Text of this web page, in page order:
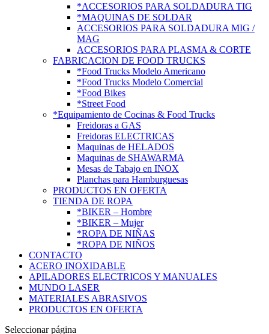
*ACCESORIOS PARA SOLDADURA TIG
*MAQUINAS DE SOLDAR
ACCESORIOS PARA SOLDADURA MIG /
MAG
ACCESORIOS PARA PLASMA & CORTE
FABRICACION DE FOOD TRUCKS
*Food Trucks Modelo Americano
*Food Trucks Modelo Comercial
*Food Bikes
*Street Food
*Equipamiento de Cocinas & Food Trucks
Freidoras a GAS
Freidoras ELECTRICAS
Maquinas de HELADOS
Maquinas de SHAWARMA
Mesas de Tabajo en INOX
Planchas para Hamburguesas
PRODUCTOS EN OFERTA
TIENDA DE ROPA
*BIKER – Hombre
*BIKER – Mujer
*ROPA DE NIÑAS
*ROPA DE NIÑOS
CONTACTO
ACERO INOXIDABLE
APILADORES ELECTRICOS Y MANUALES
MUNDO LASER
MATERIALES ABRASIVOS
PRODUCTOS EN OFERTA
Seleccionar página